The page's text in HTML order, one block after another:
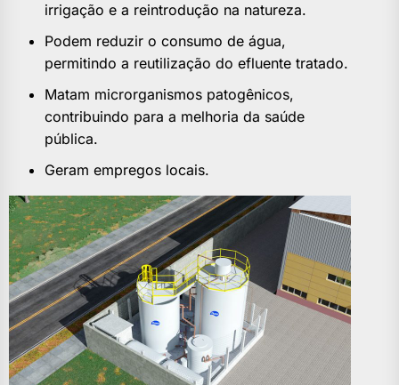
irrigação e a reintrodução na natureza.
Podem reduzir o consumo de água,
permitindo a reutilização do efluente tratado.
Matam microrganismos patogênicos,
contribuindo para a melhoria da saúde
pública.
Geram empregos locais.